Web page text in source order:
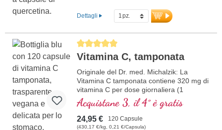
Dettagli
Average rating of 5 out of 5 stars
Vitamina C, tamponata
Originale del Dr. med. Michalzik: La
Vitamina C tamponata contiene 320 mg di
vitamina C per dose giornaliera (1
capsula). Questo integratore alimentare di
alta qualità è privo di additivi e prodotto in
Germania. La sigillatura è priva di
alluminio.
Acquistane 3, il 4° è gratis
24,95 € 120 Capsule
(430,17 €/kg, 0,21 €/Capsula)